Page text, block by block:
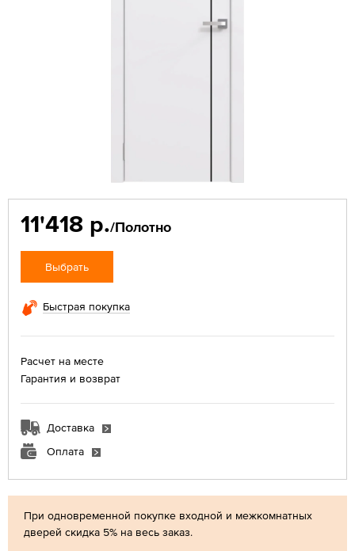
При одновременной покупке входной и межкомнатных
дверей скидка 5% на весь заказ.
11'418 р./Полотно
Выбрать
Быстрая покупка
Расчет на месте
Гарантия и возврат
Доставка
Оплата